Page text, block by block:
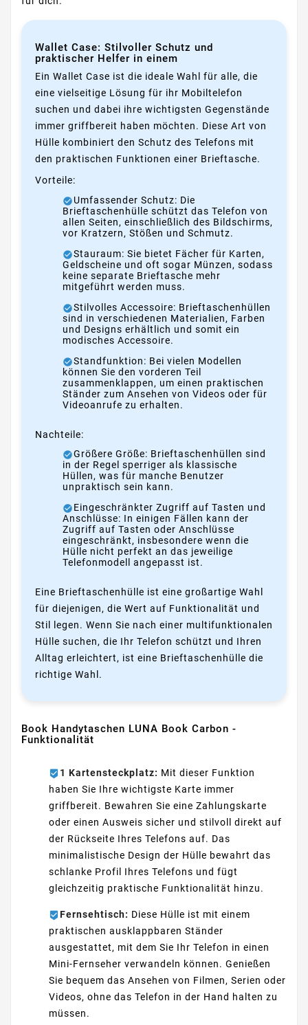
Wallet Case: Stilvoller Schutz und
praktischer Helfer in einem
Ein Wallet Case ist die ideale Wahl für alle, die
eine vielseitige Lösung für ihr Mobiltelefon
suchen und dabei ihre wichtigsten Gegenstände
immer griffbereit haben möchten. Diese Art von
Hülle kombiniert den Schutz des Telefons mit
den praktischen Funktionen einer Brieftasche.
Vorteile:
Umfassender Schutz: Die
Brieftaschenhülle schützt das Telefon von
allen Seiten, einschließlich des Bildschirms,
vor Kratzern, Stößen und Schmutz.
Stauraum: Sie bietet Fächer für Karten,
Geldscheine und oft sogar Münzen, sodass
keine separate Brieftasche mehr
mitgeführt werden muss.
Stilvolles Accessoire: Brieftaschenhüllen
sind in verschiedenen Materialien, Farben
und Designs erhältlich und somit ein
modisches Accessoire.
Standfunktion: Bei vielen Modellen
können Sie den vorderen Teil
zusammenklappen, um einen praktischen
Ständer zum Ansehen von Videos oder für
Videoanrufe zu erhalten.
Nachteile:
Größere Größe: Brieftaschenhüllen sind
in der Regel sperriger als klassische
Hüllen, was für manche Benutzer
unpraktisch sein kann.
Eingeschränkter Zugriff auf Tasten und
Anschlüsse: In einigen Fällen kann der
Zugriff auf Tasten oder Anschlüsse
eingeschränkt, insbesondere wenn die
Hülle nicht perfekt an das jeweilige
Telefonmodell angepasst ist.
Eine Brieftaschenhülle ist eine großartige Wahl
für diejenigen, die Wert auf Funktionalität und
Stil legen. Wenn Sie nach einer multifunktionalen
Hülle suchen, die Ihr Telefon schützt und Ihren
Alltag erleichtert, ist eine Brieftaschenhülle die
richtige Wahl.
Book Handytaschen LUNA Book Carbon -
Funktionalität
1 Kartensteckplatz: Mit dieser Funktion
haben Sie Ihre wichtigste Karte immer
griffbereit. Bewahren Sie eine Zahlungskarte
oder einen Ausweis sicher und stilvoll direkt auf
der Rückseite Ihres Telefons auf. Das
minimalistische Design der Hülle bewahrt das
schlanke Profil Ihres Telefons und fügt
gleichzeitig praktische Funktionalität hinzu.
Fernsehtisch: Diese Hülle ist mit einem
praktischen ausklappbaren Ständer
ausgestattet, mit dem Sie Ihr Telefon in einen
Mini-Fernseher verwandeln können. Genießen
Sie bequem das Ansehen von Filmen, Serien oder
Videos, ohne das Telefon in der Hand halten zu
müssen.